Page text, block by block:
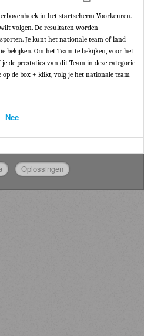
in het startscherm Voorkeuren.
volgen. De resultaten worden
Je kunt het nationale team of land
bekijken. Om het Team te bekijken, voor het
de prestaties van dit Team in deze categorie
de box + klikt, volg je het nationale team
Nee
Oplossingen